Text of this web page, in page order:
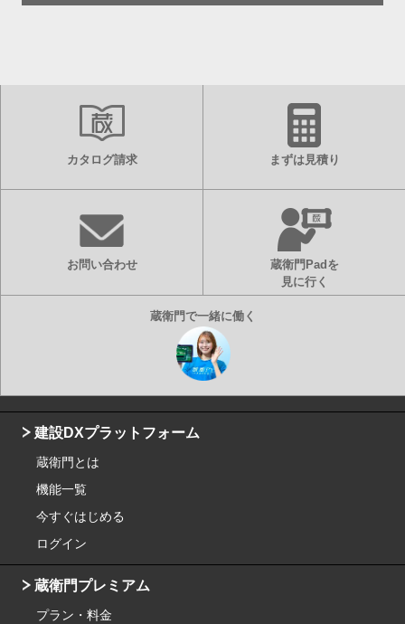
カタログ請求 まずは見積り
お問い合わせ
蔵衛門Padを
見に行く
建設DXプラットフォーム
蔵衛門とは
機能一覧
今すぐはじめる
ログイン
蔵衛門プレミアム
プラン・料金